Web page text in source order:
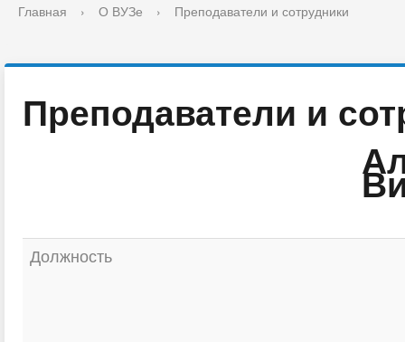
Главная › О ВУЗе › Преподаватели и сотрудники
Преподаватели и
Должность